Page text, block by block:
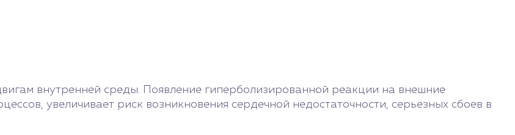
внутренней среды. Появление гиперболизированной реакции на внешние
увеличивает риск возникновения сердечной недостаточности, серьезных сбоев в